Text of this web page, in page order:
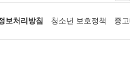
보처리방침 청소년 보호정책 중